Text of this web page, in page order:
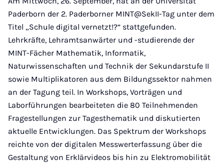
Paderborn der 2. Paderborner MINT@SekII-Tag unter dem
Titel „Schule digital vernetzt!?“ stattgefunden.
Lehrkräfte, Lehramtsanwärter und -studierende der
MINT-Fächer Mathematik, Informatik,
Naturwissenschaften und Technik der Sekundarstufe II
sowie Multiplikatoren aus dem Bildungssektor nahmen
an der Tagung teil. In Workshops, Vorträgen und
Laborführungen bearbeiteten die 80 Teilnehmenden
Fragestellungen zur Tagesthematik und diskutierten
aktuelle Entwicklungen. Das Spektrum der Workshops
reichte von der digitalen Messwerterfassung über die
Gestaltung von Erklärvideos bis hin zu Elektromobilität